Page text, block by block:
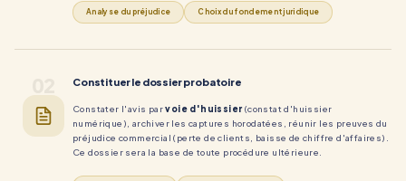
Analyse du préjudice Choix du fondement juridique
Constituer le dossier probatoire
Constater l'avis parvoie d'huissier(constat d'huissier
numérique), archiver les captures horodatées, réunir les preuves du
préjudice commercial (perte de clients, baisse de chiffre d'affaires).
Ce dossier sera la base de toute procédure ultérieure.